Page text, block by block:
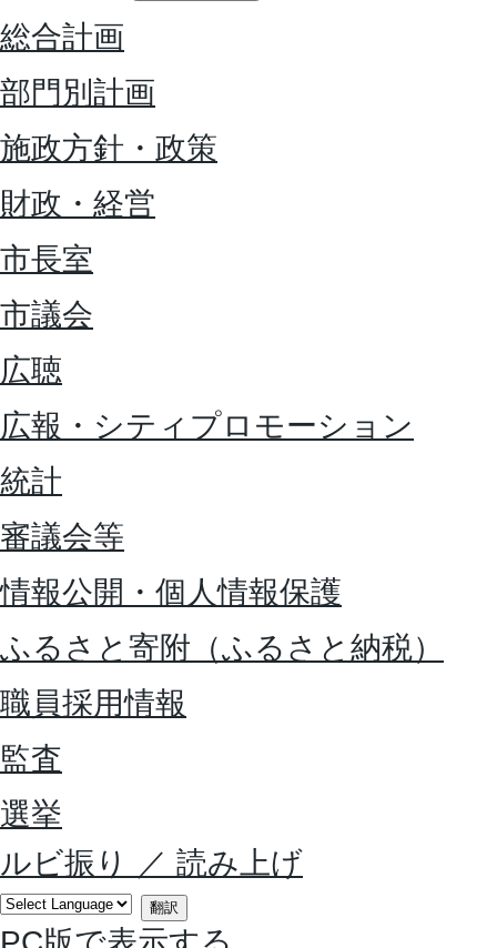
総合計画
部門別計画
施政方針・政策
財政・経営
市長室
市議会
広聴
広報・シティプロモーション
統計
審議会等
情報公開・個人情報保護
ふるさと寄附（ふるさと納税）
職員採用情報
監査
選挙
ルビ振り
／ 読み上げ
翻訳